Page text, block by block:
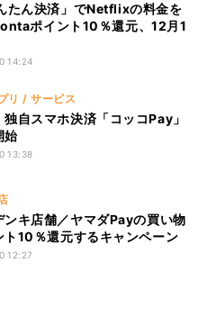
たん決済」でNetflixの料金を
ポイント10％還元、12月1
14:24
リ / サービス
独自スマホ決済「コッコPay」
始
13:38
ンキ店舗／ヤマダPayの買い物
ト10％還元するキャンペーン
12:27